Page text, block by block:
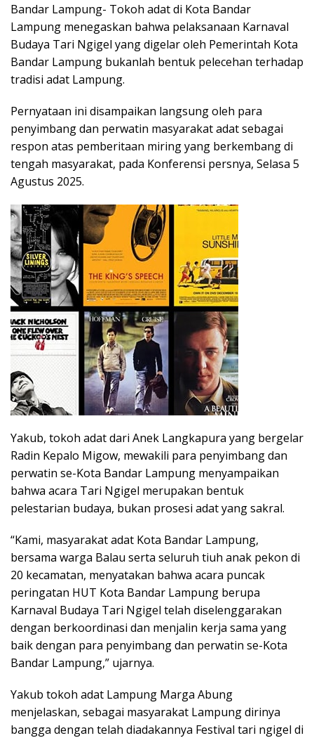
Bandar Lampung- Tokoh adat di Kota Bandar
Lampung menegaskan bahwa pelaksanaan Karnaval
Budaya Tari Ngigel yang digelar oleh Pemerintah Kota
Bandar Lampung bukanlah bentuk pelecehan terhadap
tradisi adat Lampung.
Pernyataan ini disampaikan langsung oleh para
penyimbang dan perwatin masyarakat adat sebagai
respon atas pemberitaan miring yang berkembang di
tengah masyarakat, pada Konferensi persnya, Selasa 5
Agustus 2025.
Yakub, tokoh adat dari Anek Langkapura yang bergelar
Radin Kepalo Migow, mewakili para penyimbang dan
perwatin se-Kota Bandar Lampung menyampaikan
bahwa acara Tari Ngigel merupakan bentuk
pelestarian budaya, bukan prosesi adat yang sakral.
“Kami, masyarakat adat Kota Bandar Lampung,
bersama warga Balau serta seluruh tiuh anak pekon di
20 kecamatan, menyatakan bahwa acara puncak
peringatan HUT Kota Bandar Lampung berupa
Karnaval Budaya Tari Ngigel telah diselenggarakan
dengan berkoordinasi dan menjalin kerja sama yang
baik dengan para penyimbang dan perwatin se-Kota
Bandar Lampung,” ujarnya.
Yakub tokoh adat Lampung Marga Abung
menjelaskan, sebagai masyarakat Lampung dirinya
bangga dengan telah diadakannya Festival tari ngigel di